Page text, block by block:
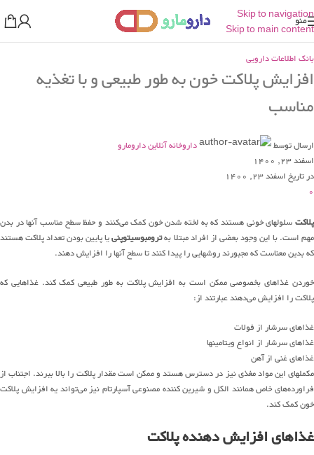
Skip to navigation
Skip to main content
منو
بانک اطلاعات دارویی
افزایش پلاکت خون به طور طبیعی و با تغذیه
مناسب
ارسال توسط
داروخانه آنلاین دارومارو
اسفند 23, 1400
در تاریخ اسفند 23, 1400
0
پلاکتسلولهای خونی هستند که به لخته شدن خون کمک می‌کنند و حفظ سطح مناسب آنها در بدن
مهم است. با این وجود بعضی از افراد مبتلا بهترومبوسیتوپنییا پایین بودن تعداد پلاکت هستند
که بدین معناست که مجبورند روشهایی را پیدا کنند تا سطح آنها را افزایش دهند.
خوردن غذاهای بخصوصی ممکن است به افزایش پلاکت به طور طبیعی کمک کند. غذاهایی که
پلاکت را افزایش می‌دهند عبارتند از:
غذاهای سرشار از فولات
غذاهای سرشار از انواع ویتامینها
غذاهای غنی از آهن
مکملهای این مواد مغذی نیز در دسترس هستد و ممکن است مقدار پلاکت را بالا ببرند. اجتناب از
فراورده‌های خاص همانند الکل و شیرین کننده مصنوعی آسپارتام نیز می‌تواند یه افزایش پلاکت
خون کمک کند.
غذاهای افزایش دهنده پلاکت